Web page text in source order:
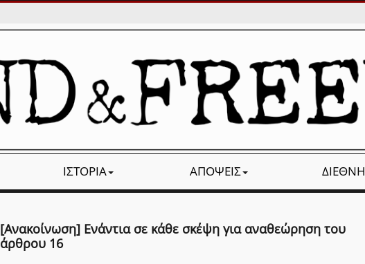
ΙΣΤΟΡΊΑ ΑΠΌΨΕΙΣ ΔΙΕΘΝΉ
[Ανακοίνωση] Ενάντια σε κάθε σκέψη για αναθεώρηση του
άρθρου 16